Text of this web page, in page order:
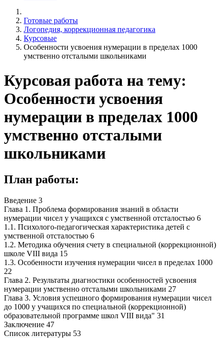
Готовые работы
Логопедия, коррекционная педагогика
Курсовые
Особенности усвоения нумерации в пределах 1000
умственно отсталыми школьниками
Курсовая работа на тему:
Особенности усвоения
нумерации в пределах 1000
умственно отсталыми
школьниками
План работы:
Введение 3
Глава 1. Проблема формирования знаний в области
нумерации чисел у учащихся с умственной отсталостью 6
1.1. Психолого-педагогическая характеристика детей с
умственной отсталостью 6
1.2. Методика обучения счету в специальной (коррекционной)
школе VIII вида 15
1.3. Особенности изучения нумерации чисел в пределах 1000
22
Глава 2. Результаты диагностики особенностей усвоения
нумерации умственно отсталыми школьниками 27
Глава 3. Условия успешного формирования нумерации чисел
до 1000 у учащихся по специальной (коррекционной)
образовательной программе школ VIII вида" 31
Заключение 47
Список литературы 53